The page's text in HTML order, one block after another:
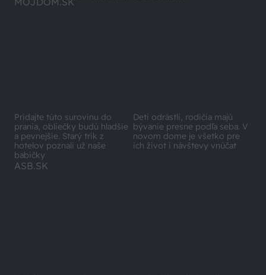
Pridajte túto surovinu do
prania, obliečky budú hladšie
a pevnejšie. Starý trik z
hotelov poznali už naše
babičky
Deti odrástli, rodičia majú
bývanie presne podľa seba. V
novom dome je všetko pre
ich život i návštevy vnúčat
ASB.SK